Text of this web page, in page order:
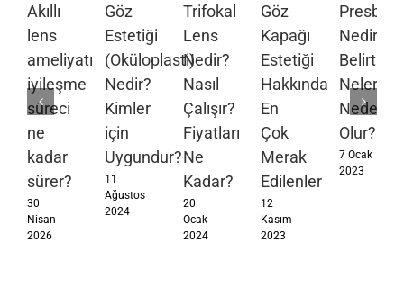
Akıllı
lens
ameliyatı
iyileşme
süreci
ne
kadar
sürer?
30
Nisan
2026
Göz
Estetiği
(Oküloplasti)
Nedir?
Kimler
için
Uygundur?
11
Ağustos
2024
Trifokal
Lens
Nedir?
Nasıl
Çalışır?
Fiyatları
Ne
Kadar?
20
Ocak
2024
Göz
Kapağı
Estetiği
Hakkında
En
Çok
Merak
Edilenler
12
Kasım
2023
Nedir?
Belirtileri
Nelerdir?
Neden
Olur?
7 Ocak
2023